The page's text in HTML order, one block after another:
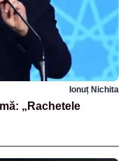
Ionuț Nichita
„Rachetele